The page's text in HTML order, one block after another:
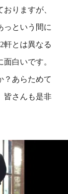
りますが、
っという間に
軒とは異なる
白いです。
？あらためて
皆さんも是非